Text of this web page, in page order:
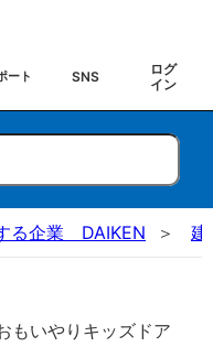
ート SNS
ログ
イン
る企業 DAIKEN 建
もいやりキッズドア